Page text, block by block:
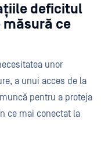
deficitul
măsură ce
unor
a unui acces de la
pentru a proteja
ce mai conectat la